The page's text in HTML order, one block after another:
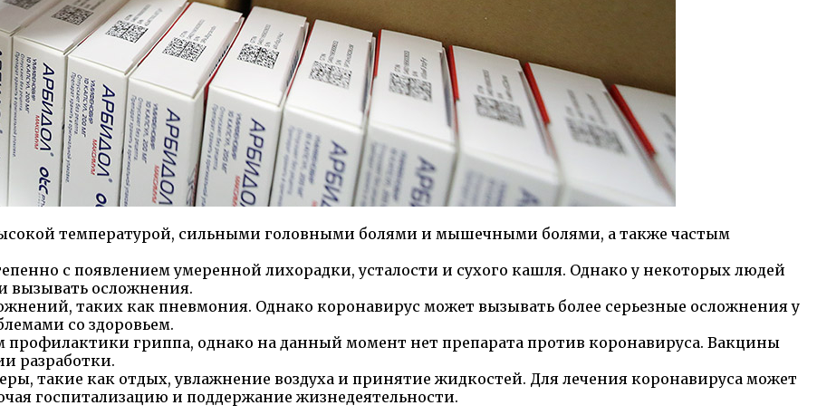
температурой, сильными головными болями и мышечными болями, а также частым
с появлением умеренной лихорадки, усталости и сухого кашля. Однако у некоторых людей
вызывать осложнения.
таких как пневмония. Однако коронавирус может вызывать более серьезные осложнения у
со здоровьем.
гриппа, однако на данный момент нет препарата против коронавируса. Вакцины
разработки.
такие как отдых, увлажнение воздуха и принятие жидкостей. Для лечения коронавируса может
госпитализацию и поддержание жизнедеятельности.